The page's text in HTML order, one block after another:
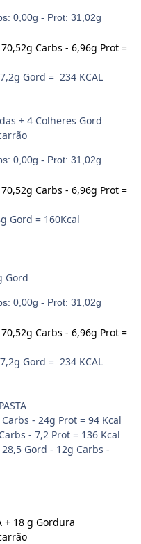
0,00g - Prot: 31,02g
Carbs - 6,96g Prot =
Gord = 234 KCAL
+ 4 Colheres Gord
0,00g - Prot: 31,02g
Carbs - 6,96g Prot =
Gord = 160Kcal
Gord
0,00g - Prot: 31,02g
Carbs - 6,96g Prot =
Gord = 234 KCAL
- 24g Prot = 94 Kcal
- 7,2 Prot = 136 Kcal
Gord - 12g Carbs -
+ 18 g Gordura